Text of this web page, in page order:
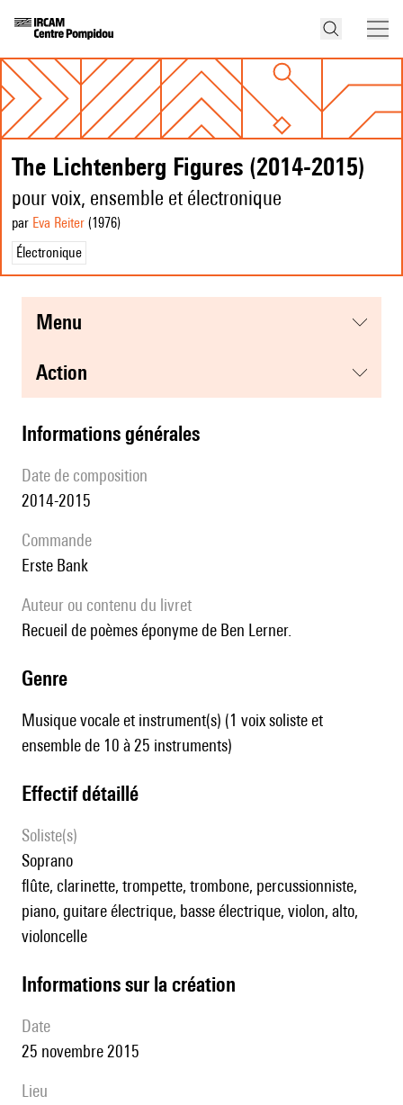
The Lichtenberg Figures (2014-2015)
pour voix, ensemble et électronique
par Eva Reiter (1976)
Électronique
menu
action
informations générales
date de composition
2014-2015
Commande
Erste Bank
Auteur ou contenu du livret
Recueil de poèmes éponyme de Ben Lerner.
genre
Musique vocale et instrument(s) (1 voix soliste et
ensemble de 10 à 25 instruments)
effectif détaillé
Soliste(s)
soprano
flûte, clarinette, trompette, trombone, percussionniste,
piano, guitare électrique, basse électrique, violon, alto,
violoncelle
informations sur la création
date
25 novembre 2015
lieu